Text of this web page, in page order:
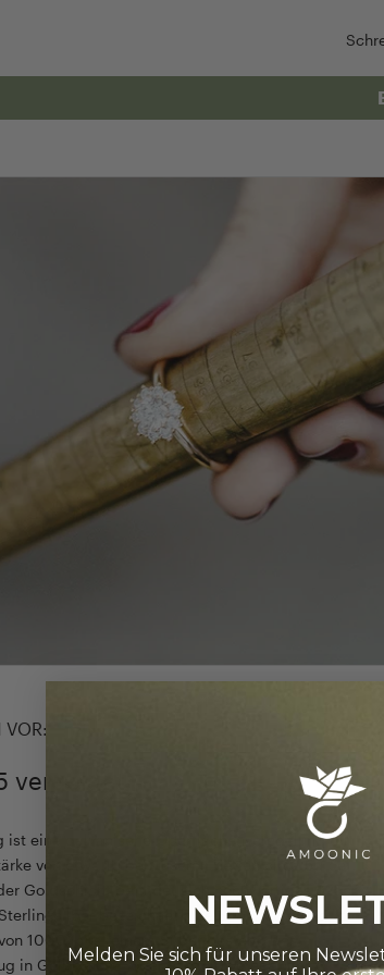
VOR:
vergoldet
ist eine galvanische Oberflächenveredelung mit
von etwa 1µ bei unseren Ketten circa 5µ bei
Goldschicht befindet sich hochwertiges 925er
bezeichnet eine Silberlegierung, die
1000) aus reinem Silber besteht. Der
in Gelb-, Rosè- oder Rotgold veredelt Ihr
Melden Sie sich für unseren